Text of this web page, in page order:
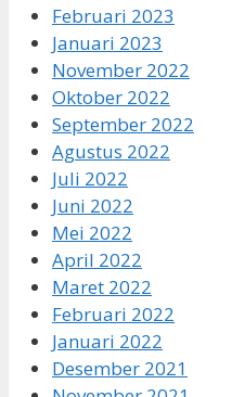
Februari 2023
Januari 2023
November 2022
Oktober 2022
September 2022
Agustus 2022
Juli 2022
Juni 2022
Mei 2022
April 2022
Maret 2022
Februari 2022
Januari 2022
Desember 2021